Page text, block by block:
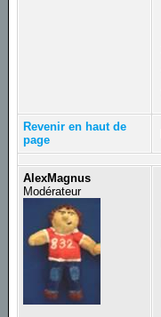
Revenir en haut de
page
AlexMagnus
Modérateur